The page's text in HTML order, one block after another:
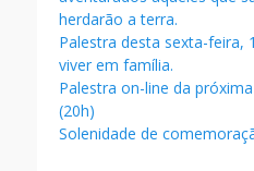
herdarão a terra.
Palestra desta sexta-feira,
viver em família.
Palestra on-line da
(20h)
Solenidade de